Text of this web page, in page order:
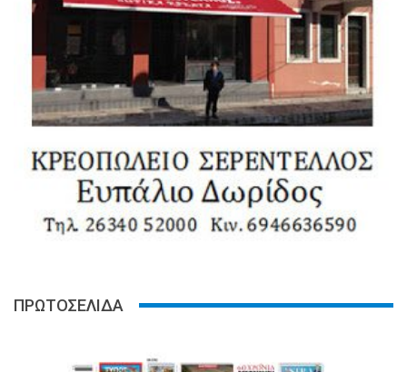
ΠΡΩΤΟΣΕΛΙΔΑ